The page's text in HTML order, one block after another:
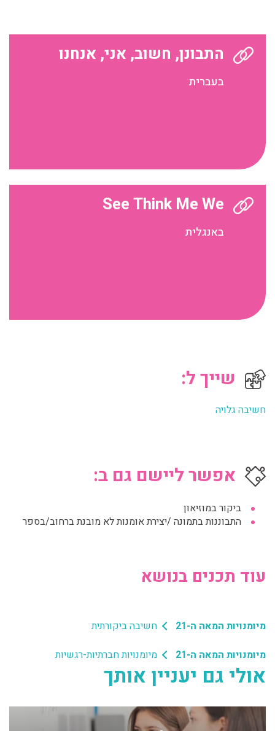
התבונן, חשוב, אני, אנחנו
בעברית
See Think Me We
באנגלית
שייך ל:
חשיבה גלויה
אפשר ליישם גם ב:
ביקור במוזיאון
התבוננות בתמונה /יצירת אומנות לא מובנת ברחוב/בספר
עוד תכנים בנושא
מיומנויות המאה ה-21
חשיבה ביקורתית
מיומנויות המאה ה-21
מיומנויות חברתיות-רגשיות
אולי גם יעניין אותך